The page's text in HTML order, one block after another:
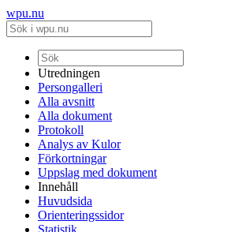
wpu.nu
Utredningen
Persongalleri
Alla avsnitt
Alla dokument
Protokoll
Analys av Kulor
Förkortningar
Uppslag med dokument
Innehåll
Huvudsida
Orienteringssidor
Statistik